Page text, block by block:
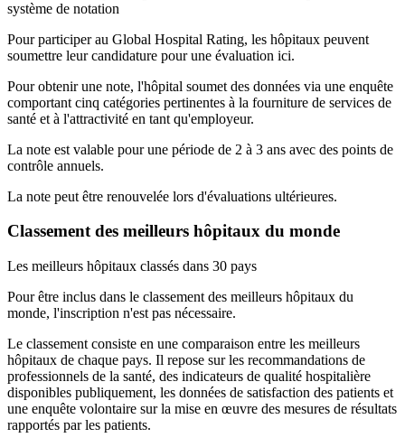
système de notation
Pour participer au Global Hospital Rating, les hôpitaux peuvent
soumettre leur candidature pour une évaluation ici.
Pour obtenir une note, l'hôpital soumet des données via une enquête
comportant cinq catégories pertinentes à la fourniture de services de
santé et à l'attractivité en tant qu'employeur.
La note est valable pour une période de 2 à 3 ans avec des points de
contrôle annuels.
La note peut être renouvelée lors d'évaluations ultérieures.
Classement des meilleurs hôpitaux du monde
Les meilleurs hôpitaux classés dans 30 pays
Pour être inclus dans le classement des meilleurs hôpitaux du
monde, l'inscription n'est pas nécessaire.
Le classement consiste en une comparaison entre les meilleurs
hôpitaux de chaque pays. Il repose sur les recommandations de
professionnels de la santé, des indicateurs de qualité hospitalière
disponibles publiquement, les données de satisfaction des patients et
une enquête volontaire sur la mise en œuvre des mesures de résultats
rapportés par les patients.